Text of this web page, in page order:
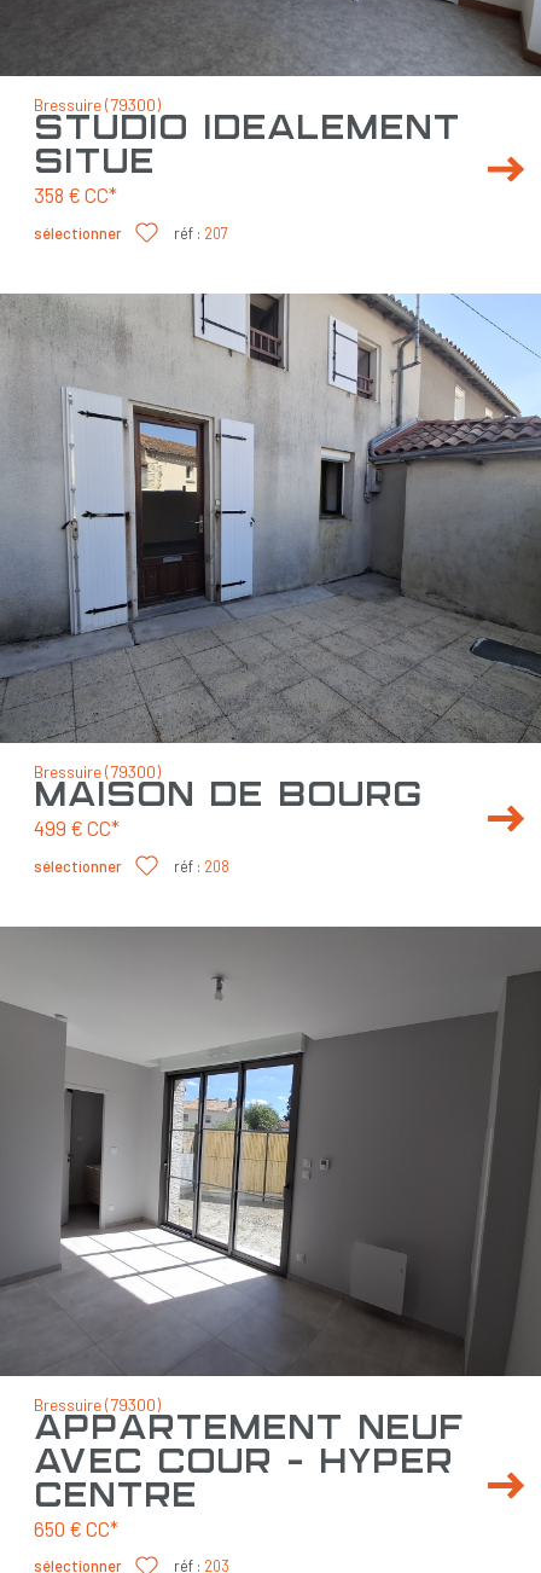
Bressuire (79300)
studio idéalement
situé
358 € CC*
sélectionner réf : 207
Bressuire (79300)
maison de bourg
499 € CC*
sélectionner réf : 208
Bressuire (79300)
appartement neuf
avec cour - hyper
centre
650 € CC*
sélectionner réf : 203